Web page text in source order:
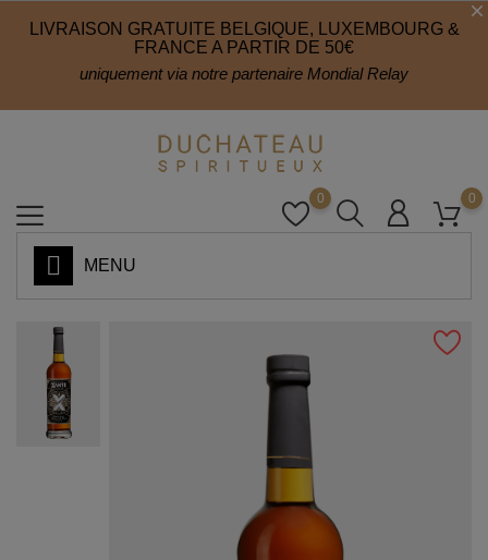
LIVRAISON GRATUITE BELGIQUE, LUXEMBOURG &
FRANCE A PARTIR DE 50€
uniquement via notre partenaire Mondial Relay
0
0
MENU